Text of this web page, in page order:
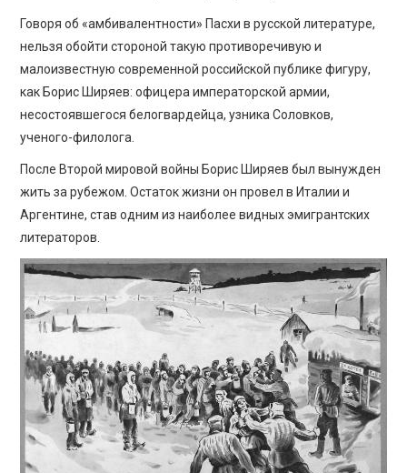
Говоря об «амбивалентности» Пасхи в русской литературе,
нельзя обойти стороной такую противоречивую и
малоизвестную современной российской публике фигуру,
как Борис Ширяев: офицера императорской армии,
несостоявшегося белогвардейца, узника Соловков,
ученого-филолога.
После Второй мировой войны Борис Ширяев был вынужден
жить за рубежом. Остаток жизни он провел в Италии и
Аргентине, став одним из наиболее видных эмигрантских
литераторов.